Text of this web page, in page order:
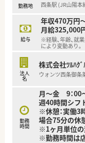
勤務地 西条駅 (JR山陽本
給与
年収470万円
月給325,000
※経験、年齢、就
により変動あり。
法人
名
株式会社ﾂﾙﾊｸ
ウォンツ西条御条
勤務
時間
月～金 9：00
週40時間シフ
※休憩：実働3
場合75分の休
※1ヶ月単位
※勤務時間は